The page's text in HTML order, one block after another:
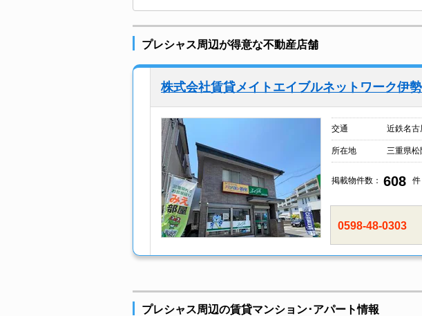
プレシャス周辺が得意な不動産店舗
株式会社賃貸メイトエイブルネットワーク伊
交通 近鉄名古
所在地 三重県
掲載物件数： 608 件
0598-48-0303
プレシャス周辺の賃貸マンション･アパート情報